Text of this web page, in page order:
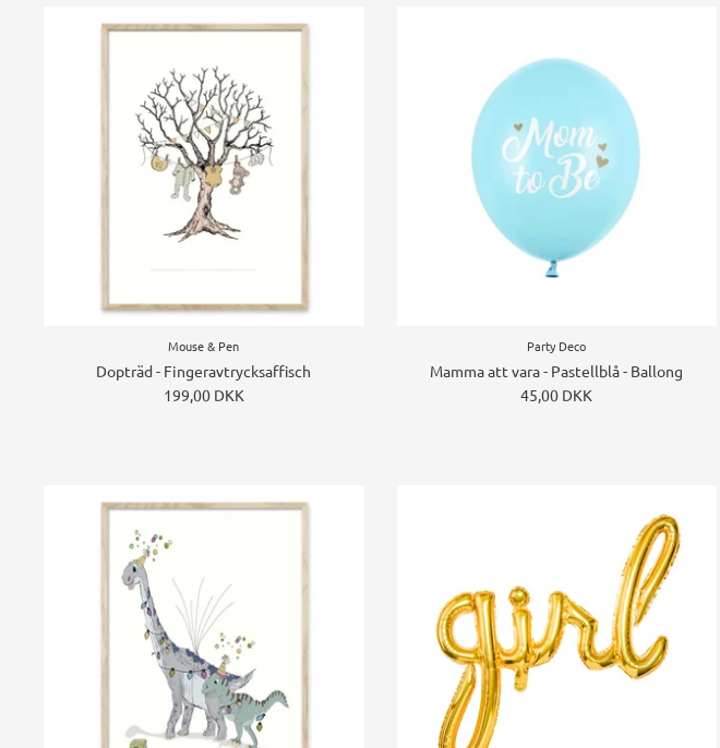
Mouse & Pen
Dopträd - Fingeravtrycksaffisch
199,00 DKK
Party Deco
Mamma att vara - Pastellblå - Ballong
45,00 DKK